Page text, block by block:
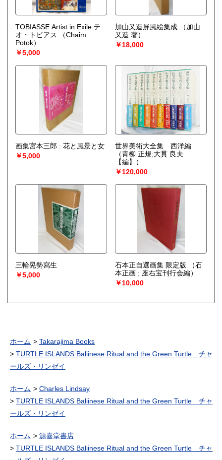
TOBIASSE Artist in Exile テ
オ・トビアス
（Chaim
Potok）
￥5,000
加山又造屏風絵集成
（加山
又造 著）
￥18,000
画集宮本三郎 : 花と風景と女
￥5,000
世界美術大全集 西洋編
（青柳 正規;大貫 良夫
【編】）
￥120,000
三輪晃勢寫生
￥5,000
石本正自選画集 限定版
（石
本正画 ; 座右宝刊行会編）
￥10,000
ホーム
Takarajima Books
TURTLE ISLANDS Baliinese Ritual and the Green Turtle チャ
ールズ・リンゼイ
ホーム
Charles Lindsay
TURTLE ISLANDS Baliinese Ritual and the Green Turtle チャ
ールズ・リンゼイ
ホーム
源喜堂書店
TURTLE ISLANDS Baliinese Ritual and the Green Turtle チャ